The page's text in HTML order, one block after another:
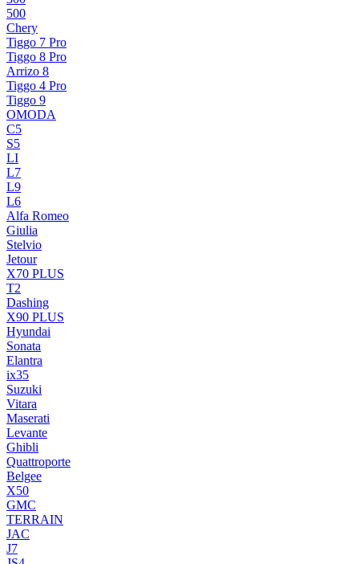
500
Chery
Tiggo 7 Pro
Tiggo 8 Pro
Arrizo 8
Tiggo 4 Pro
Tiggo 9
OMODA
C5
S5
LI
L7
L9
L6
Alfa Romeo
Giulia
Stelvio
Jetour
X70 PLUS
T2
Dashing
X90 PLUS
Hyundai
Sonata
Elantra
ix35
Suzuki
Vitara
Maserati
Levante
Ghibli
Quattroporte
Belgee
X50
GMC
TERRAIN
JAC
J7